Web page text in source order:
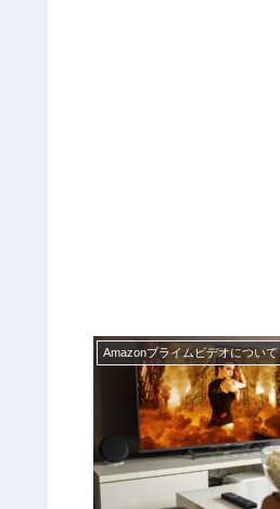
Amazonプライムビデオについて